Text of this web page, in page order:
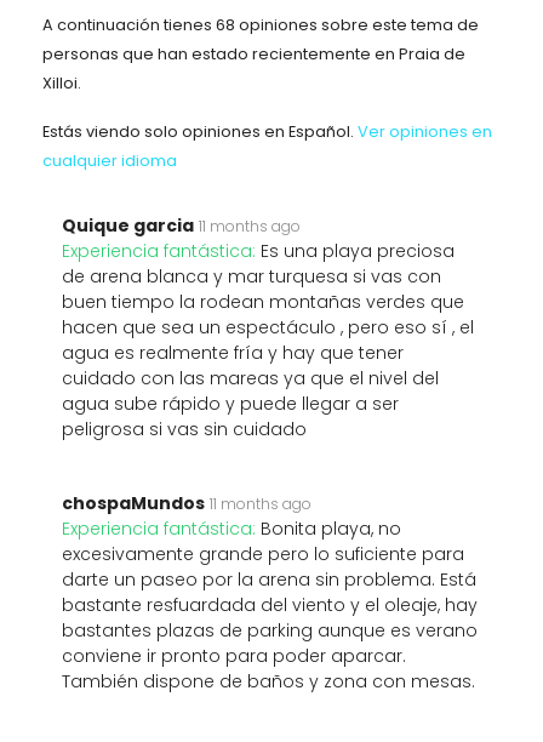
A continuación tienes 68 opiniones sobre este tema de
personas que han estado recientemente en Praia de
Xilloi.
Estás viendo solo opiniones en Español. Ver opiniones en
cualquier idioma
Quique garcia 11 months ago
Experiencia fantástica: Es una playa preciosa
de arena blanca y mar turquesa si vas con
buen tiempo la rodean montañas verdes que
hacen que sea un espectáculo , pero eso sí , el
agua es realmente fría y hay que tener
cuidado con las mareas ya que el nivel del
agua sube rápido y puede llegar a ser
peligrosa si vas sin cuidado
chospaMundos 11 months ago
Experiencia fantástica: Bonita playa, no
excesivamente grande pero lo suficiente para
darte un paseo por la arena sin problema. Está
bastante resfuardada del viento y el oleaje, hay
bastantes plazas de parking aunque es verano
conviene ir pronto para poder aparcar.
También dispone de baños y zona con mesas.